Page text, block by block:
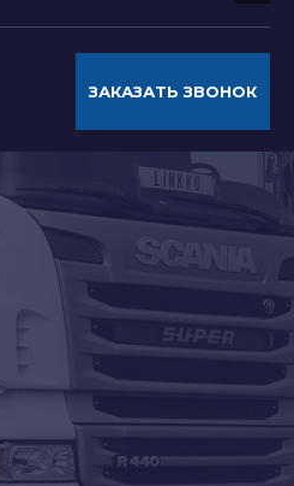
ЗАКАЗАТЬ ЗВОНОК